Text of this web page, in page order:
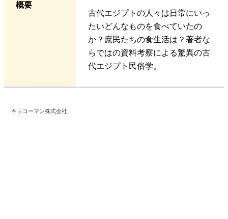
概要
古代エジプトの人々は日常にいっ
たいどんなものを食べていたの
か？庶民たちの食生活は？著者な
らではの資料考察による驚異の古
代エジプト民俗学。
キッコーマン株式会社